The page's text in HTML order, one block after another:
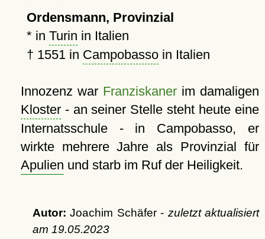
Ordensmann, Provinzial
* in Turin in Italien
† 1551in Campobassoin Italien
Innozenz war Franziskanerim damaligen
Kloster- an seiner Stelle steht heute eine
Internatsschule - in Campobasso, er
wirkte mehrere Jahre als Provinzial für
Apulien und starb im Ruf der Heiligkeit.
Autor: Joachim Schäfer - zuletzt aktualisiert
am 19.05.2023